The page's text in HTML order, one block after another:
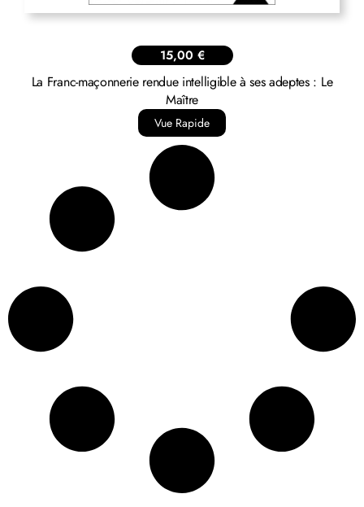
15,00 €
La Franc-maçonnerie rendue intelligible à ses adeptes : Le
Maître
Vue Rapide